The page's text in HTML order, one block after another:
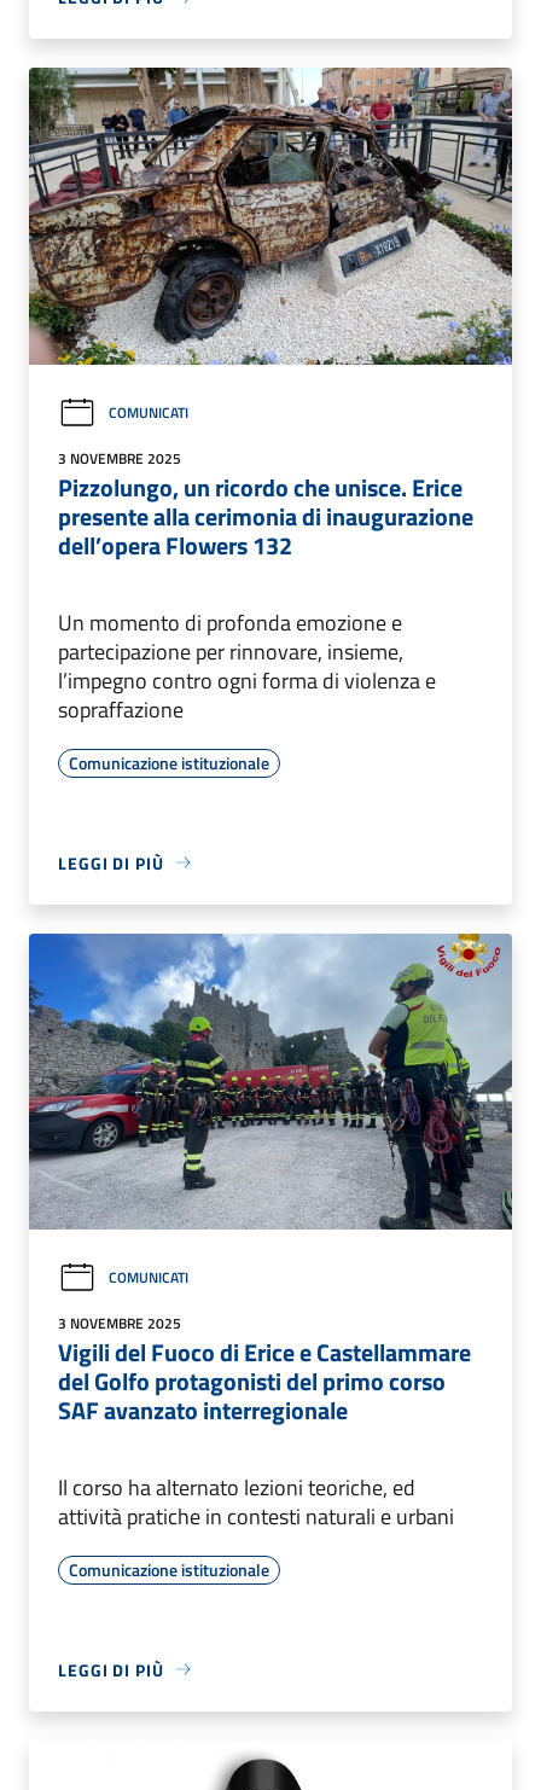
COMUNICATI
3 NOVEMBRE 2025
Pizzolungo, un ricordo che unisce. Erice
presente alla cerimonia di inaugurazione
dell’opera Flowers 132
Un momento di profonda emozione e
partecipazione per rinnovare, insieme,
l’impegno contro ogni forma di violenza e
sopraffazione
Comunicazione istituzionale
LEGGI DI PIÙ
COMUNICATI
3 NOVEMBRE 2025
Vigili del Fuoco di Erice e Castellammare
del Golfo protagonisti del primo corso
SAF avanzato interregionale
Il corso ha alternato lezioni teoriche, ed
attività pratiche in contesti naturali e urbani
Comunicazione istituzionale
LEGGI DI PIÙ